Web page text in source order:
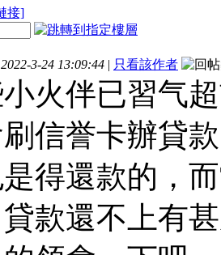
接]
3-24 13:09:44 | 只看該作者
火伴已習气
信誉卡辦貸
得還款的，
款還不上有